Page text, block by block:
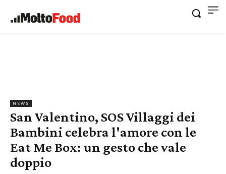
NEWS
San Valentino, SOS Villaggi dei
Bambini celebra l'amore con le
Eat Me Box: un gesto che vale
doppio